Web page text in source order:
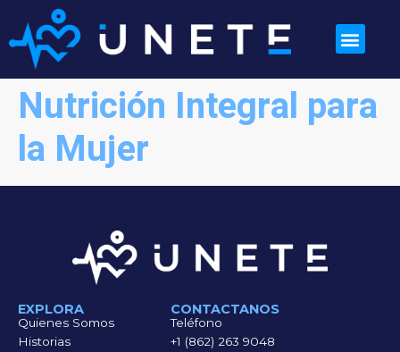
Nutrición Integral para
la Mujer
EXPLORA
Quienes Somos
Historias
CONTACTANOS
Teléfono
+1 (862) 263 9048